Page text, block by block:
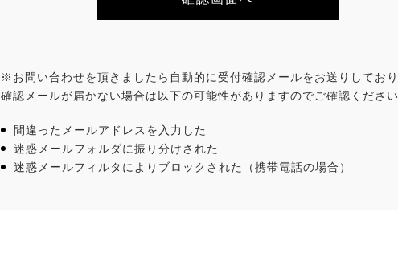
※お問い合わせを頂きましたら自動的に受付確認メールをお送りしてお
確認メールが届かない場合は以下の可能性がありますのでご確認くださ
間違ったメールアドレスを入力した
迷惑メールフォルダに振り分けされた
迷惑メールフィルタによりブロックされた（携帯電話の場合）